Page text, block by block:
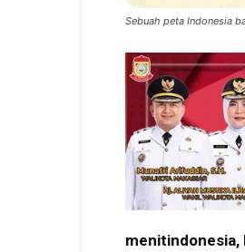
Sebuah peta Indonesia
menitindonesia,